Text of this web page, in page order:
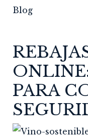
Blog
PARA